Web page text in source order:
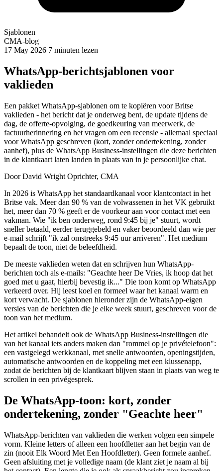
Sjablonen
CMA-blog
17 May 2026 7 minuten lezen
WhatsApp-berichtsjablonen voor
vaklieden
Een pakket WhatsApp-sjablonen om te kopiëren voor Britse
vaklieden - het bericht dat je onderweg bent, de update tijdens de
dag, de offerte-opvolging, de goedkeuring van meerwerk, de
factuurherinnering en het vragen om een recensie - allemaal speciaal
voor WhatsApp geschreven (kort, zonder ondertekening, zonder
aanhef), plus de WhatsApp Business-instellingen die deze berichten
in de klantkaart laten landen in plaats van in je persoonlijke chat.
Door David Wright Oprichter, CMA
In 2026 is WhatsApp het standaardkanaal voor klantcontact in het
Britse vak. Meer dan 90 % van de volwassenen in het VK gebruikt
het, meer dan 70 % geeft er de voorkeur aan voor contact met een
vakman. Wie "ik ben onderweg, rond 9:45 bij je" stuurt, wordt
sneller betaald, eerder teruggebeld en vaker beoordeeld dan wie per
e-mail schrijft "ik zal omstreeks 9:45 uur arriveren". Het medium
bepaalt de toon, niet de beleefdheid.
De meeste vaklieden weten dat en schrijven hun WhatsApp-
berichten toch als e-mails: "Geachte heer De Vries, ik hoop dat het
goed met u gaat, hierbij bevestig ik..." Die toon komt op WhatsApp
verkeerd over. Hij leest koel en formeel waar het kanaal warm en
kort verwacht. De sjablonen hieronder zijn de WhatsApp-eigen
versies van de berichten die je elke week stuurt, geschreven voor de
toon van het medium.
Het artikel behandelt ook de WhatsApp Business-instellingen die
van het kanaal iets anders maken dan "rommel op je privételefoon":
een vastgelegd werkkanaal, met snelle antwoorden, openingstijden,
automatische antwoorden en de koppeling met een klussenapp,
zodat de berichten bij de klantkaart blijven staan in plaats van weg te
scrollen in een privégesprek.
De WhatsApp-toon: kort, zonder
ondertekening, zonder "Geachte heer"
WhatsApp-berichten van vaklieden die werken volgen een simpele
vorm. Kleine letters of alleen een hoofdletter aan het begin van de
zin (nooit Elk Woord Met Een Hoofdletter). Geen formele aanhef.
Geen afsluiting met je volledige naam (de klant ziet je naam al bij